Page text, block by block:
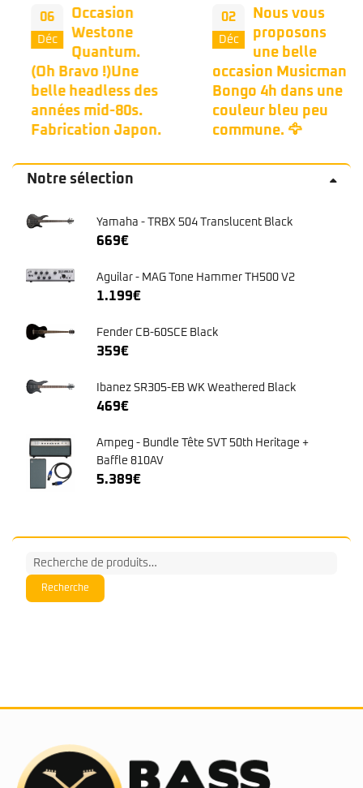
06
Déc
Occasion
Westone
Quantum.
(Oh Bravo !)Une
belle headless des
années mid-80s.
Fabrication Japon.
02
Déc
Nous vous
proposons
une belle
occasion Musicman
Bongo 4h dans une
couleur bleu peu
commune. 🦅
Notre sélection
Yamaha - TRBX 504 Translucent Black
669€
Aguilar - MAG Tone Hammer TH500 V2
1.199€
Fender CB-60SCE Black
359€
Ibanez SR305-EB WK Weathered Black
469€
Ampeg - Bundle Tête SVT 50th Heritage +
Baffle 810AV
5.389€
Recherche
pour :
Recherche